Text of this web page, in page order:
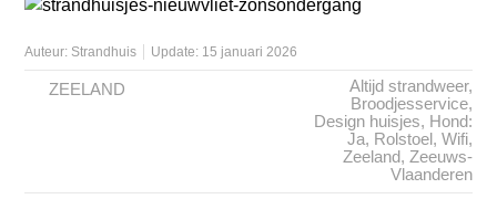
Auteur: Strandhuis Update: 15 januari 2026
ZEELAND Altijd strandweer,
Broodjesservice,
Design huisjes, Hond:
Ja, Rolstoel, Wifi,
Zeeland, Zeeuws-
Vlaanderen